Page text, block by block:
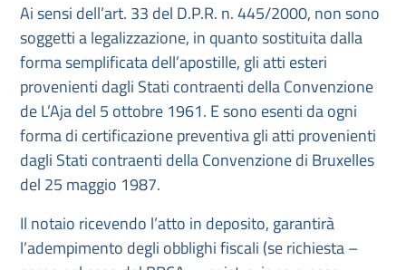
Ai sensi dell’art. 33 del D.P.R. n. 445/2000, non sono
soggetti a legalizzazione, in quanto sostituita dalla
forma semplificata dell’apostille, gli atti esteri
provenienti dagli Stati contraenti della Convenzione
de L’Aja del 5 ottobre 1961. E sono esenti da ogni
forma di certificazione preventiva gli atti provenienti
dagli Stati contraenti della Convenzione di Bruxelles
del 25 maggio 1987.
Il notaio ricevendo l’atto in deposito, garantirà
l’adempimento degli obblighi fiscali (se richiesta –